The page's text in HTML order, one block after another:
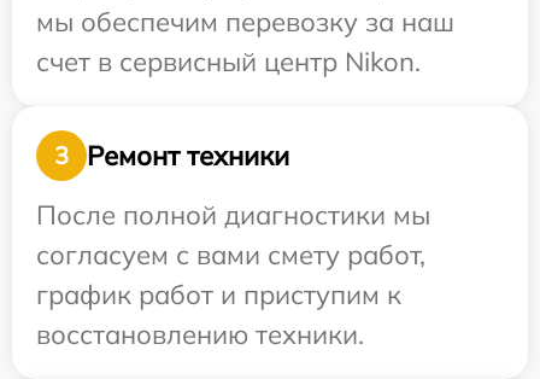
мы обеспечим перевозку за наш
счет в сервисный центр Nikon.
3
Ремонт техники
После полной диагностики мы
согласуем с вами смету работ,
график работ и приступим к
восстановлению техники.